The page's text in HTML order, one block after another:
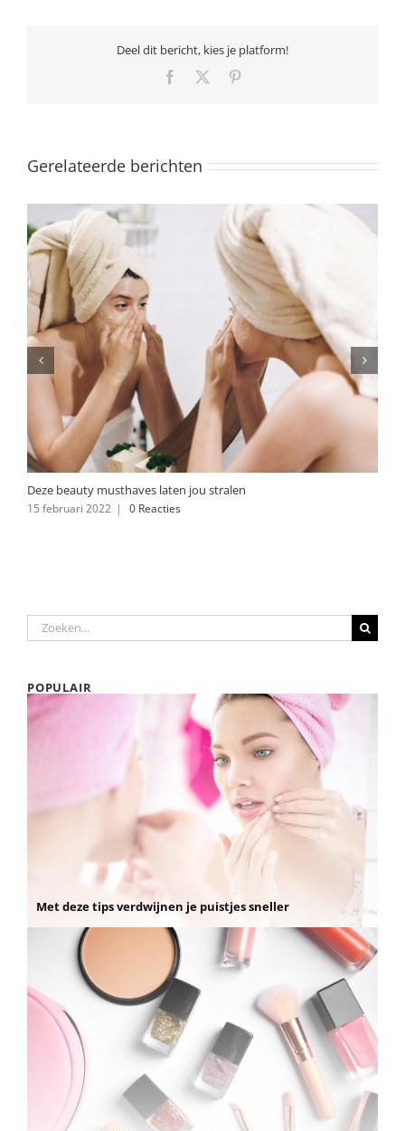
Deel dit bericht, kies je platform!
Facebook
Gerelateerde berichten
Deze beauty musthaves laten jou stralen
15 februari 2022 | 0 Reacties
Zoeken
naar:
POPULAIR
Met deze tips verdwijnen je puistjes sneller